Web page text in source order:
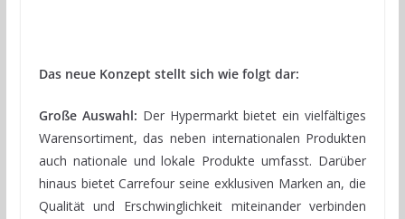
Das neue Konzept stellt sich wie folgt dar:
Große Auswahl: Der Hypermarkt bietet ein vielfältiges
Warensortiment, das neben internationalen Produkten
auch nationale und lokale Produkte umfasst. Darüber
hinaus bietet Carrefour seine exklusiven Marken an, die
Qualität und Erschwinglichkeit miteinander verbinden